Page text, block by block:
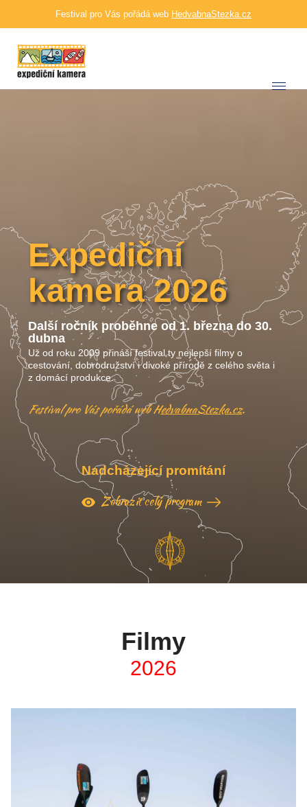
Festival pro Vás pořádá web HedvabnaStezka.cz
Expediční
kamera 2026
Další ročník proběhne od 1. března do 30.
dubna
Už od roku 2009 přináší festival ty nejlepší filmy o
cestování, dobrodružství i divoké přírodě z celého světa i
z domácí produkce.
Festival pro Vás pořádá webHedvabnaStezka.cz.
Nadcházející promítání
Zobrazit celý program
Filmy
2026